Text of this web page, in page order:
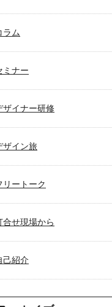
ラム
ミナー
ザイナー研修
ザイン旅
リートーク
合せ現場から
己紹介